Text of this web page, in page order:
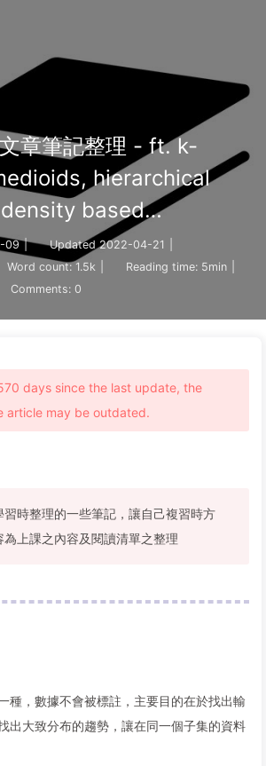
章筆記整理 - ft. k-
hierarchical
based
09 | Updated 2022-04-21
Word count: 1.5k Reading time: 5min
Comments: 0
days since the last update, the
article may be outdated.
習時整理的一些筆記，讓自己複習時方
為上課之內容及閱讀清單之整理
種，數據不會被標註，主要目的在於找出輸
出大致分布的趨勢，讓在同一個子集的資料